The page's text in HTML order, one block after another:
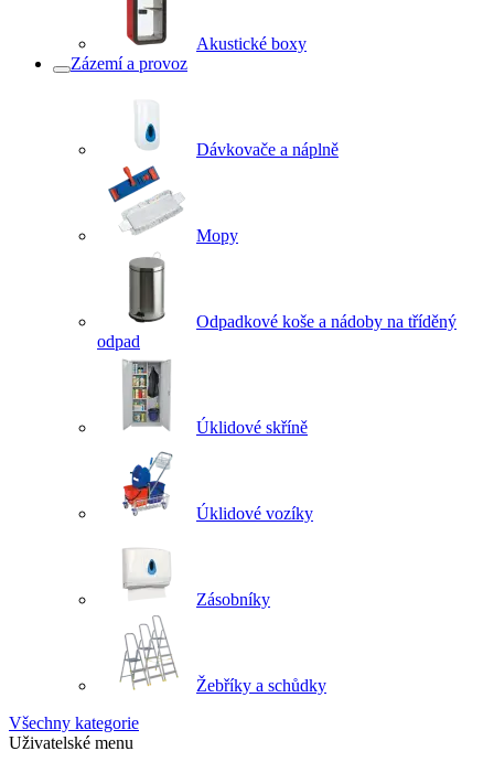
Akustické boxy
Zázemí a provoz
Dávkovače a náplně
Mopy
Odpadkové koše a nádoby na tříděný
odpad
Úklidové skříně
Úklidové vozíky
Zásobníky
Žebříky a schůdky
Všechny kategorie
Uživatelské menu